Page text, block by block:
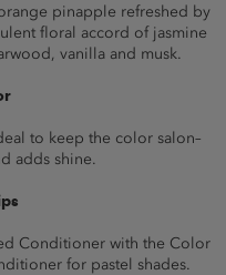
pinapple refreshed by
floral accord of jasmine
vanilla and musk.
to keep the color salon–
adds shine.
Conditioner with the Color
for pastel shades.